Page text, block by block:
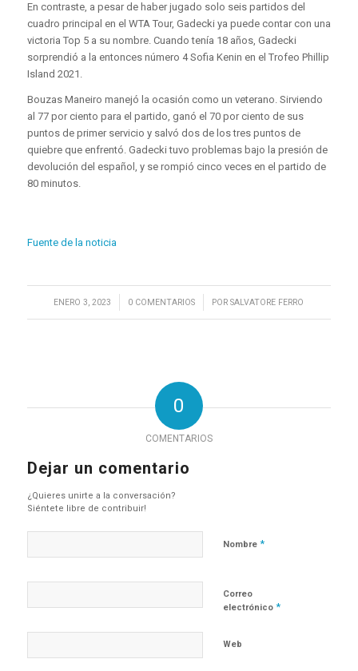
En contraste, a pesar de haber jugado solo seis partidos del
cuadro principal en el WTA Tour, Gadecki ya puede contar con una
victoria Top 5 a su nombre. Cuando tenía 18 años, Gadecki
sorprendió a la entonces número 4 Sofia Kenin en el Trofeo Phillip
Island 2021.
Bouzas Maneiro manejó la ocasión como un veterano. Sirviendo
al 77 por ciento para el partido, ganó el 70 por ciento de sus
puntos de primer servicio y salvó dos de los tres puntos de
quiebre que enfrentó. Gadecki tuvo problemas bajo la presión de
devolución del español, y se rompió cinco veces en el partido de
80 minutos.
Fuente de la noticia
ENERO 3, 2023
/ 0 COMENTARIOS
/ PORSALVATORE FERRO
0
COMENTARIOS
Dejar un comentario
¿Quieres unirte a la conversación?
Siéntete libre de contribuir!
Nombre *
Correo
electrónico *
Web